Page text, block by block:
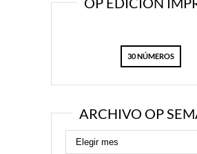
30 NÚMEROS
ARCHIVO OP